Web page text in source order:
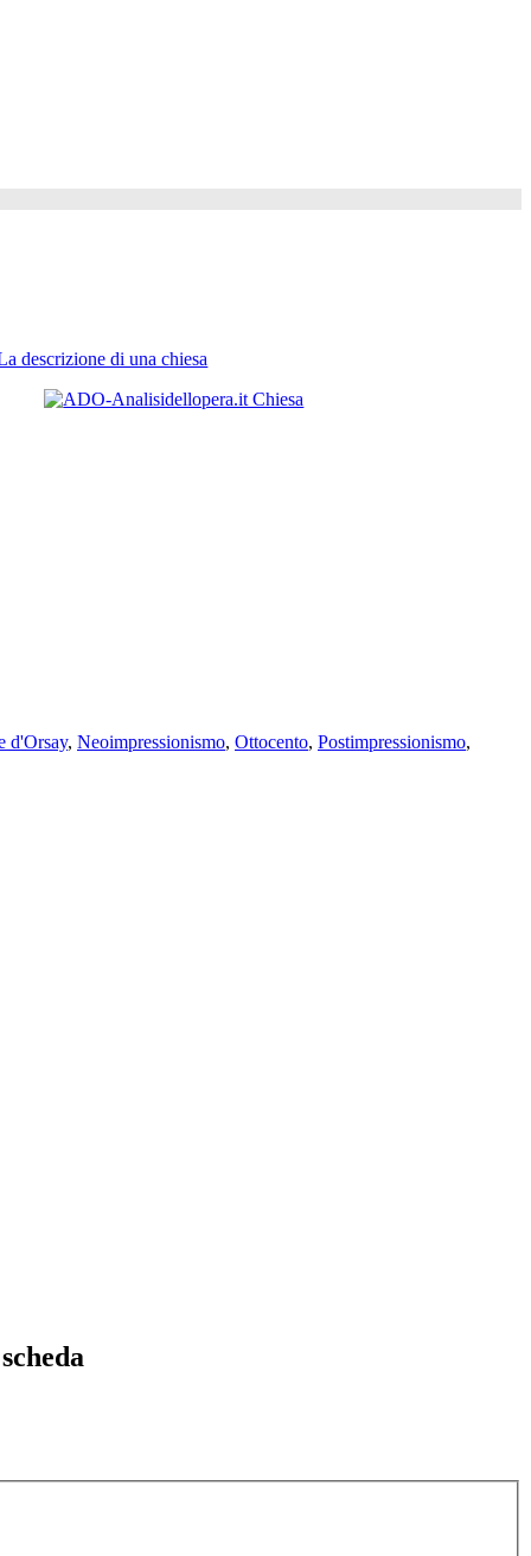
descrizione di una chiesa
d'Orsay, Neoimpressionismo, Ottocento, Postimpressionismo,